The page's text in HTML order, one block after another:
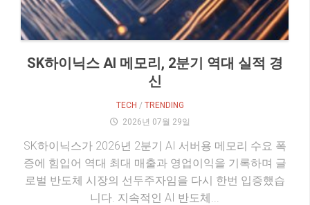
SK하이닉스 AI 메모리, 2분기 역대 실적 경
신
TECH / TRENDING
2026년 07월 29일
SK하이닉스가 2026년 2분기 AI 서버용 메모리 수요 폭
증에 힘입어 역대 최대 매출과 영업이익을 기록하며 글
로벌 반도체 시장의 선두주자임을 다시 한번 입증했습
니다. 지속적인 AI 반도체...